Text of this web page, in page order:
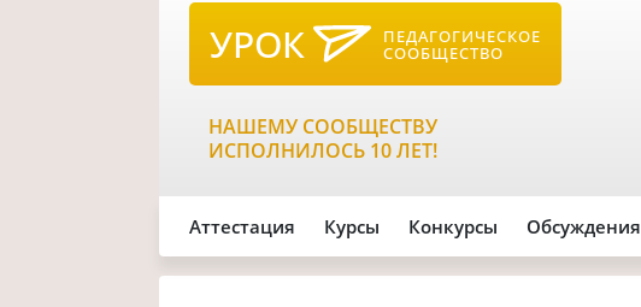
УРОК ПЕДАГОГИЧЕСКОЕ
СООБЩЕСТВО
НАШЕМУ СООБЩЕСТВУ
ИСПОЛНИЛОСЬ 10 ЛЕТ!
Аттестация Курсы Конкурсы Обсуждения